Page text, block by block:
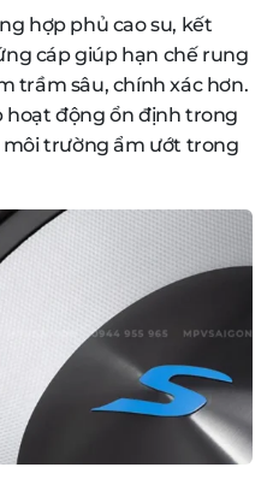
hợp phủ cao su, kết
cáp giúp hạn chế rung
trầm sâu, chính xác hơn.
hoạt động ổn định trong
môi trường ẩm ướt trong